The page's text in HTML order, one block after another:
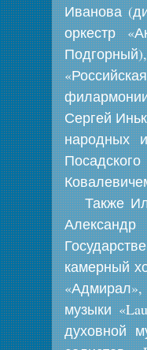
Иванова
оркестр
Сергей
народных
Также
камерный
музыки
духовной